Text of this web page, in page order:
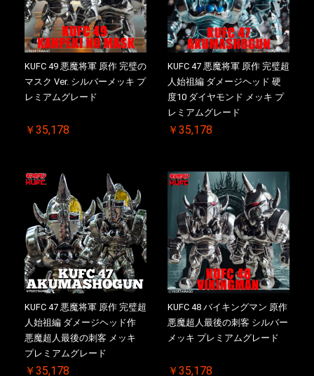
KUFC 49 悪魔将軍 原作 完璧の
マスク Ver. シルバーメッキ プ
レミアムグレード
￥35,178
KUFC 47 悪魔将軍 原作 完璧超
人始祖編 ダメージヘッド 硬
度10 ダイヤモンド メッキ プ
レミアムグレード
￥35,178
KUFC 47 悪魔将軍 原作 完璧超
人始祖編 ダメージヘッド作
悪魔超人最後の刺客 メッキ
プレミアムグレード
￥35,178
KUFC 48 バイキングマン 原作
悪魔超人最後の刺客 シルバー
メッキ プレミアムグレード
￥35,178